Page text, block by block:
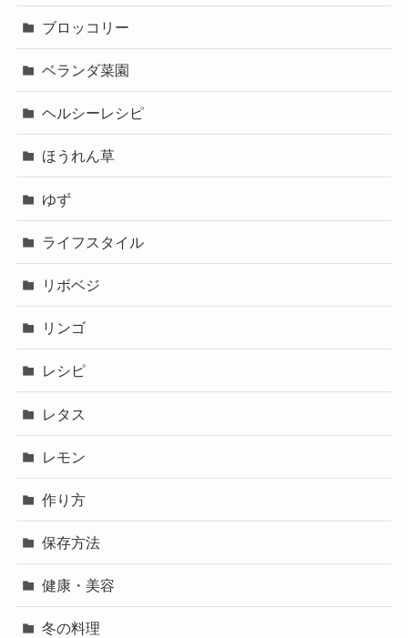
ブロッコリー
ベランダ菜園
ヘルシーレシピ
ほうれん草
ゆず
ライフスタイル
リボベジ
リンゴ
レシピ
レタス
レモン
作り方
保存方法
健康・美容
冬の料理